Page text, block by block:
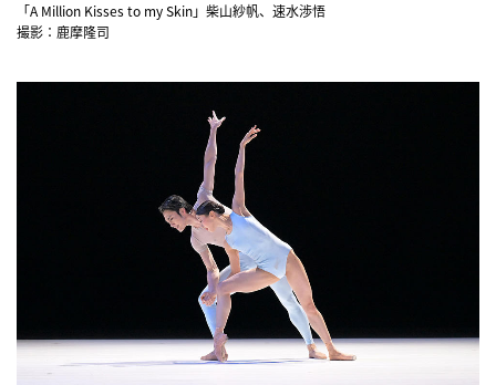
「A Million Kisses to my Skin」柴山紗帆、速水渉悟
撮影：鹿摩隆司